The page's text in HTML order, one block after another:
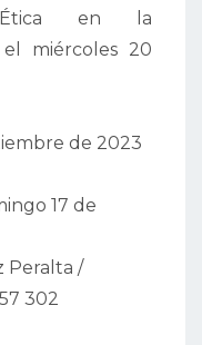
en la
el miércoles 20
de 2023
17 de
Peralta /
302